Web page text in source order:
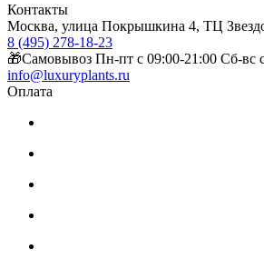
Контакты
Москва, улица Покрышкина 4, ТЦ
8 (495) 278-18-23
🎁Самовывоз Пн-пт с 09:00-21:00 Сб-вс
info@luxuryplants.ru
Оплата